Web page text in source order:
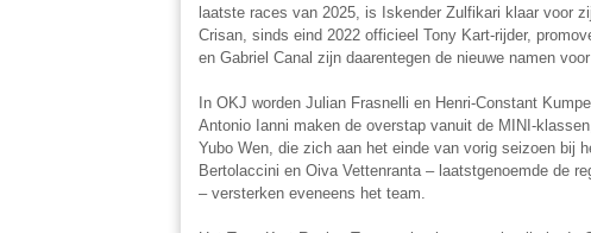
laatste races van 2025, is Iskender Zulfikari klaar voor
Crisan, sinds eind 2022 officieel Tony Kart-rijder,
en Gabriel Canal zijn daarentegen de nieuwe namen
In OKJ worden Julian Frasnelli en Henri-Constant
Antonio Ianni maken de overstap vanuit de MINI-
Yubo Wen, die zich aan het einde van vorig seizoen bij
Bertolaccini en Oiva Vettenranta – laatstgenoemde de
– versterken eveneens het team.